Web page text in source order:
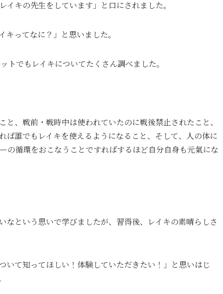
キの先生をしています」と口にされました。
ってなに？」と思いました。
でもレイキについてたくさん調べました。
、戦前・戦時中は使われていたのに戦後禁止されたこと、
ば誰でもレイキを使えるようになること、そして、人の体に
の循環をおこなうことですればするほど自分自身も元氣にな
という思いで学びましたが、習得後、レイキの素晴らしさ
いて知ってほしい！体験していただきたい！」と思いはじ